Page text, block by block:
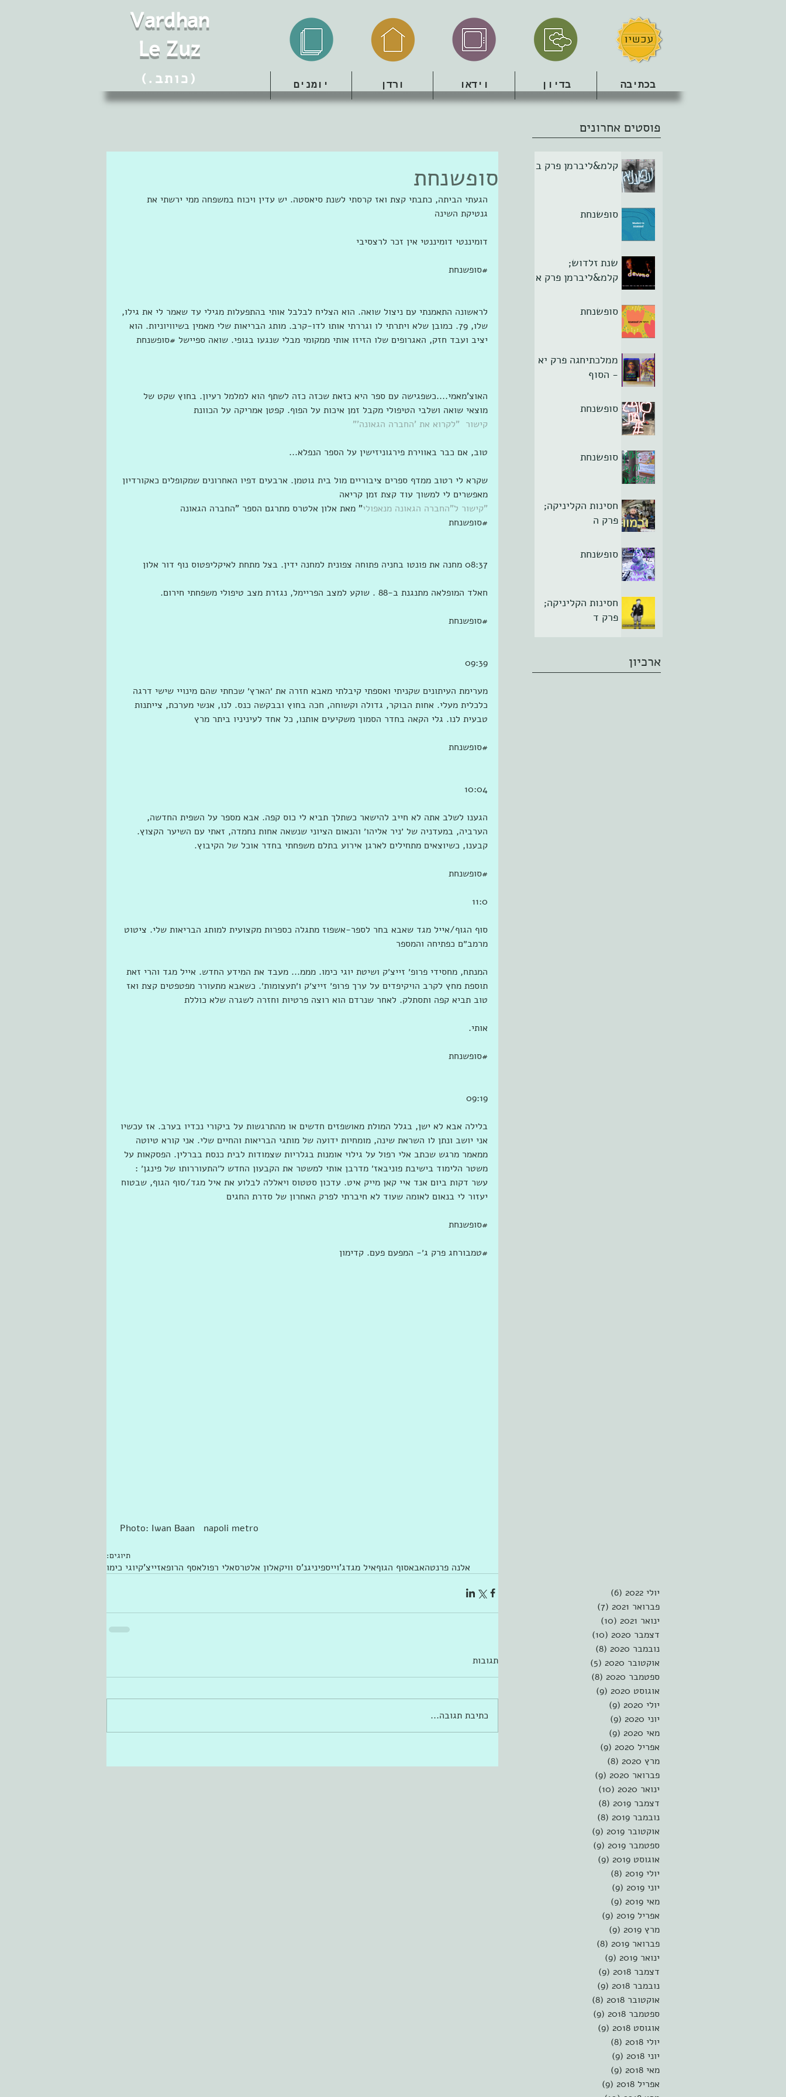
Vardhan
Le Zuz
(.כותב) בכתיבה בדיון וידאו ורדן יומנים
פוסטים אחרונים
סופשנחת
הגעתי הביתה, כתבתי קצת ואז קרסתי לשנת סיאסטה. יש עדין ויכוח במשפחה ממי ירשתי את
גנטיקת השינה
דומיננטי דומיננטי אין זכר לרצסיבי
‫#‏סופשנחת‬
לראשונה התאמנתי עם ניצול שואה. הוא הצליח לבלבל אותי בהתפעלות מגילי עד שאמר לי את גילו,
שלו, 79. כמובן שלא ויתרתי לו וגררתי אותו לדו-קרב. מותג הבריאות שלי מאמין בשיוויוניות. הוא
יציב ועבד חזק, האגרופים שלו הזיזו אותי ממקומי מבלי שנגעו בגופי. שואה ספיישל ‫#‏סופשנחת‬
האוצ'מאמי....כשפגישה עם ספר היא כזאת שכזה כזה לשתף הוא למלמל רעיון. בחוץ שקט של
מוצאי שואה ושלבי הטיפולי מקבל זמן איכות על הפוף. קפטן אמריקה על הכוונת
קישור  "לקרוא את 'החברה הגאונה'"
טוב, אם כבר באווירת פירגוניזישין על הספר הנפלא...
שקרא לי רטוב ממדף ספרים ציבוריים מול בית גוטמן. ארבעים דפיו האחרונים שמקופלים כאקורדיון
מאפשרים לי למשוך עוד קצת זמן קריאה
‫"קישור ל"החברה הגאונה מנאפולי" מאת אלון אלטרס מתרגם הספר "החברה הגאונה
#‏סופשנחת‬
08:37 מחנה את פונטו בחניה פתוחה צפונית למחנה ידין. בצל מתחת לאיקליפטוס נוף דור אלון
חאלד המופלאה מתנגנת ב-88 . שוקע למצב הפריימל, נגזרת מצב טיפולי משפחתי חירום.
‫#‏סופשנחת‬
09:39
מערימת העיתונים שקניתי ואספתי קיבלתי מאבא חזרה את ׳הארץ׳ שכחתי שהם מינויי שישי דרגה
כלכלית מעלי. אחות הבוקר, גדולה וקשוחה, חכה בחוץ ובבקשה כנס. לנו, אנשי מערכת, צייתנות
טבעית לנו. גלי הקאה בחדר הסמוך משקיעים אותנו, כל אחד לעיניניו ביתר מרץ
‫#‏סופשנחת‬
10:04
הגענו לשלב אתה לא חייב להישאר כשתלך תביא לי כוס קפה. אבא מספר על השפית החדשה,
הערביה, במעדניה של ׳ניר אליהו׳ והנאום הציוני שנשאה אחות נחמדה, זאתי עם השיער הקצוץ.
קבענו, כשיוצאים מתחילים לארגן אירוע בתלם משפחתי בחדר אוכל של הקיבוץ.
‫#‏סופשנחת‬
11:0
סוף הגוף/אייל מגד שאבא בחר לספר-אשפוז מתגלה כספרות מקצועית למותג הבריאות שלי. ציטוט
מרמב״ם כפתיחה והמספר
המנתח, מחסידי פרופ׳ זייצ׳ק ושיטת יוגי כימו. מממ... מעבד את המידע החדש. אייל מגד והרי זאת
תוספת מחץ לקרב הויקיפדים על ערך פרופ׳ זייצ׳ק ו׳תעצומות׳. כשאבא מתעורר מפטפטים קצת ואז
טוב תביא קפה ותסתלק. לאחר שנרדם הוא רוצה פרטיות וחזרה לשגרה שלא כוללת
אותי.
‫#‏סופשנחת
09:19
בלילה אבא לא ישן, בגלל המולת מאושפזים חדשים או מהתרגשות על ביקורי נכדיו בערב. אז עכשיו
אני יושב ונתן לו השראת שינה, מומחיות ידועה של מותגי הבריאות והחיים שלי. אני קורא טיוטה
ממאמר מרגש שכתב אלי רפול על גילוי אומנות בגלריות שצמודות לבית כנסת בברלין. הפסקאות על
משטר הלימוד בישיבת פוניבאז׳ מדרבן אותי למשטר את הקבעון החדש ל׳התעוררותו של פינגן׳ :
עשר דקות ביום אנד איי קאן מייק איט. עדכון סטטוס ויאללה לבלוע את איל מגד/סוף הגוף, שבטוח
יעזור לי בנאום לאומה שעוד לא חיברתי לפרק האחרון של סדרת החגים
‫#‏סופשנחת‬
‫#‏טמבורחג‬ פרק ג׳- המפעם פעם. קדימון
Photo: Iwan Baan   napoli metro
תיוגים:
אלנה פרנטהאבאסוף הגוףאיל מגדג'וייספיניגנ'ס וויקאלון אלטרסאלי רפולאסף הרופאזייצ'קיוגי כימו
תגובות
כתיבת תגובה...
קלמ&ליברמן פרק ב
סופשנחת
שנת זלדוש;
קלמ&ליברמן פרק א
סופשנחת
ממלכתיחגה פרק יא
- הסוף
סופשנחת
סופשנחת
חסינות הקליניקה;
פרק ה
סופשנחת
חסינות הקליניקה;
פרק ד
ארכיון
יולי 2022 (6)
פברואר 2021
(7)
ינואר 2021
(10)
דצמבר 2020
(10)
נובמבר 2020
(8)
אוקטובר 2020
(5)
ספטמבר 2020
(8)
אוגוסט 2020
(9)
יולי 2020
(9)
יוני 2020
(9)
מאי 2020
(9)
אפריל 2020
(9)
מרץ 2020
(8)
פברואר 2020
(9)
ינואר 2020
(10)
דצמבר 2019
(8)
נובמבר 2019
(8)
אוקטובר 2019
(9)
ספטמבר 2019
(9)
אוגוסט 2019
(9)
יולי 2019
(8)
יוני 2019
(9)
מאי 2019
(9)
אפריל 2019
(9)
מרץ 2019
(9)
פברואר 2019
(8)
ינואר 2019
(9)
דצמבר 2018
(9)
נובמבר 2018
(9)
אוקטובר 2018
(8)
ספטמבר 2018
(9)
אוגוסט 2018
(9)
יולי 2018
(8)
יוני 2018
(9)
מאי 2018
(9)
אפריל 2018
(9)